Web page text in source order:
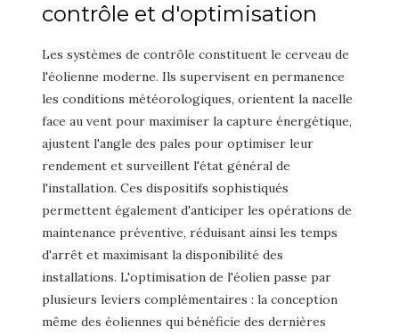
contrôle et d'optimisation
Les systèmes de contrôle constituent le cerveau de
l'éolienne moderne. Ils supervisent en permanence
les conditions météorologiques, orientent la nacelle
face au vent pour maximiser la capture énergétique,
ajustent l'angle des pales pour optimiser leur
rendement et surveillent l'état général de
l'installation. Ces dispositifs sophistiqués
permettent également d'anticiper les opérations de
maintenance préventive, réduisant ainsi les temps
d'arrêt et maximisant la disponibilité des
installations. L'optimisation de l'éolien passe par
plusieurs leviers complémentaires : la conception
même des éoliennes qui bénéficie des dernières